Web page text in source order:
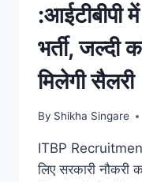
:आईटीबीपी
भर्ती,
मिलेगी सैलरी
By Shikha Singare
ITBP
लिए सरकारी